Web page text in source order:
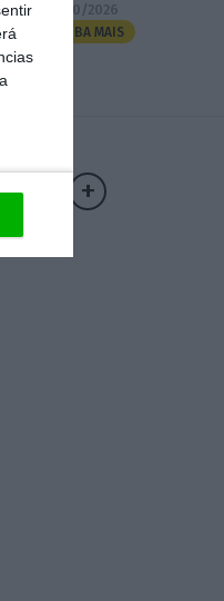
07/10/2026
SAIBA MAIS